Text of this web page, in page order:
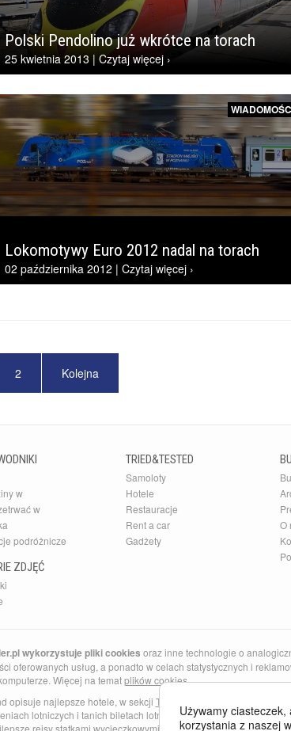
Polski Pendolino już wkrótce na torach
25 kwietnia 2013 | Czytaj więcej ›
Lokomotywy Euro 2012 nadal na torach
02 października 2012 | Czytaj więcej ›
2 Kolejna
w
w
podróżnicze
ZDJĘĆ
TRIED&TESTED
Samoloty
Hotele
Restauracje
Rent a car
Gadżety
O
wykorzystuje pliki cookies oraz inne technologie o
oferowanych usług, a ponadto w celach statystycznych i
Więcej na tematplików cookies.
opisuje najlepsze hotele, w sekcji Tried and Tested
lotniczych i tanich biletach lotniczych do Anglii i Barcelony.
Używamy
korzystania z naszej